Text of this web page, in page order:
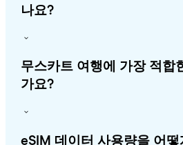
나요?
무스카트 여행에 가장 적합
가요?
eSIM 데이터 사용량을 어